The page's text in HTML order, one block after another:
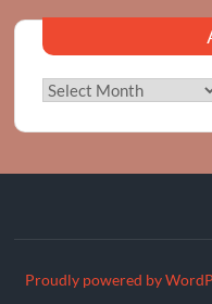
Archives
Proudly powered by